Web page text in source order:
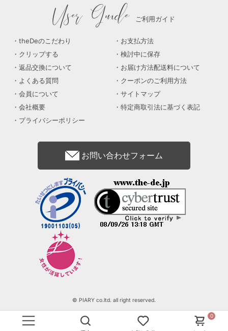
0
User Guide ご利用ガイド
theDeのこだわり
お支払方法
クリップする
検討中に保存
返品交換について
お届け方法配送料について
よくある質問
クーポンのご利用方法
会員について
サイトマップ
会社概要
特定商取引法に基づく表記
プライバシーポリシー
お問い合わせフォーム
© PIARY co.ltd. all right reserved.